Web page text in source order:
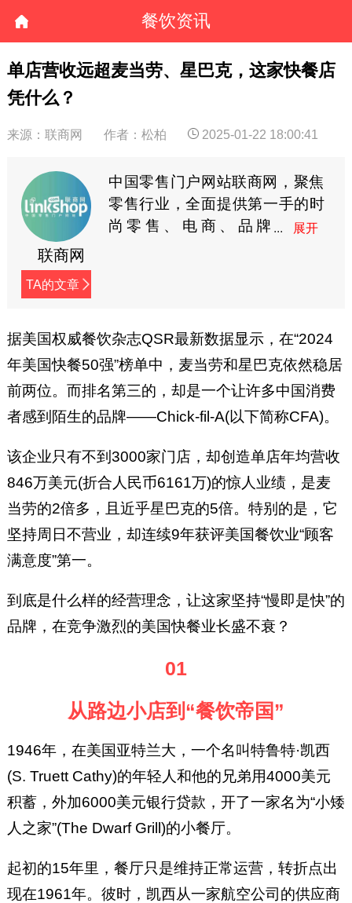
餐饮资讯
单店营收远超麦当劳、星巴克，这家快餐店
凭什么？
来源：联商网 作者：松柏 2025-01-22 18:00:41
联商网
TA的文章
中国零售门户网站联商网，聚焦
零售行业，全面提供第一手的时
尚零售、电商、品牌
据美国权威餐饮杂志QSR最新数据显示，在“2024
年美国快餐50强”榜单中，麦当劳和星巴克依然稳居
前两位。而排名第三的，却是一个让许多中国消费
者感到陌生的品牌——Chick-fil-A(以下简称CFA)。
该企业只有不到3000家门店，却创造单店年均营收
846万美元(折合人民币6161万)的惊人业绩，是麦
当劳的2倍多，且近乎星巴克的5倍。特别的是，它
坚持周日不营业，却连续9年获评美国餐饮业“顾客
满意度”第一。
到底是什么样的经营理念，让这家坚持“慢即是快”的
品牌，在竞争激烈的美国快餐业长盛不衰？
01
从路边小店到“餐饮帝国”
1946年，在美国亚特兰大，一个名叫特鲁特·凯西
(S. Truett Cathy)的年轻人和他的兄弟用4000美元
积蓄，外加6000美元银行贷款，开了一家名为“小矮
人之家”(The Dwarf Grill)的小餐厅。
起初的15年里，餐厅只是维持正常运营，转折点出
现在1961年。彼时，凯西从一家航空公司的供应商